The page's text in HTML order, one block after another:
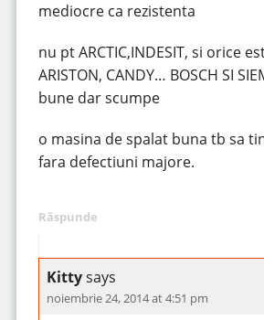
mediocre ca rezistenta
nu pt ARCTIC,INDESIT, si orice
ARISTON, CANDY… BOSCH SI
bune dar scumpe
o masina de spalat buna tb sa
fara defectiuni majore.
Răspunde
Kittysays
noiembrie 24, 2014 at 4:51 pm